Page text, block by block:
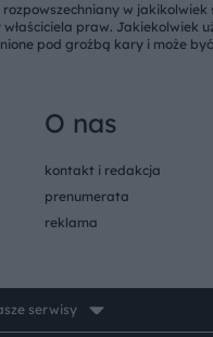
w
praw. Jakiekolwiek
pod groźbą kary i może
O nas
kontakt i redakcja
prenumerata
reklama
serwisy